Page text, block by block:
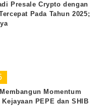
Presale Crypto dengan
Pada Tahun 2025;
Momentum
PEPE dan SHIB